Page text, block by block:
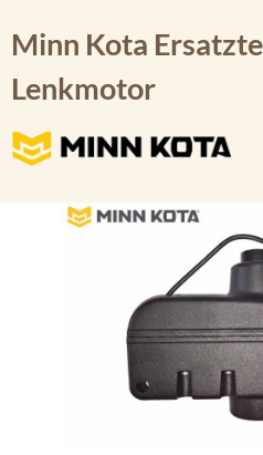
Minn Kota
Lenkmotor
Bildergalerie überspringen